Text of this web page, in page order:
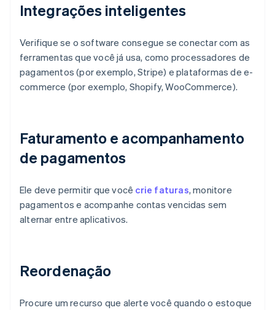
Integrações inteligentes
Verifique se o software consegue se conectar com as
ferramentas que você já usa, como processadores de
pagamentos (por exemplo, Stripe) e plataformas de e-
commerce (por exemplo, Shopify, WooCommerce).
Faturamento e acompanhamento
de pagamentos
Ele deve permitir que você crie faturas, monitore
pagamentos e acompanhe contas vencidas sem
alternar entre aplicativos.
Reordenação
Procure um recurso que alerte você quando o estoque